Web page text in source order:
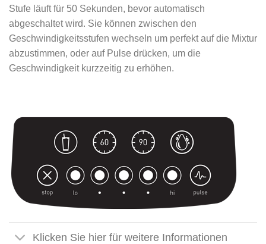
Stufe läuft für 50 Sekunden, bevor automatisch
abgeschaltet wird. Sie können zwischen den
Geschwindigkeitsstufen wechseln um perfekt auf die Mixtur
abzustimmen, oder auf Pulse drücken, um die
Geschwindigkeit kurzzeitig zu erhöhen.
Klicken Sie hier für weitere Informationen